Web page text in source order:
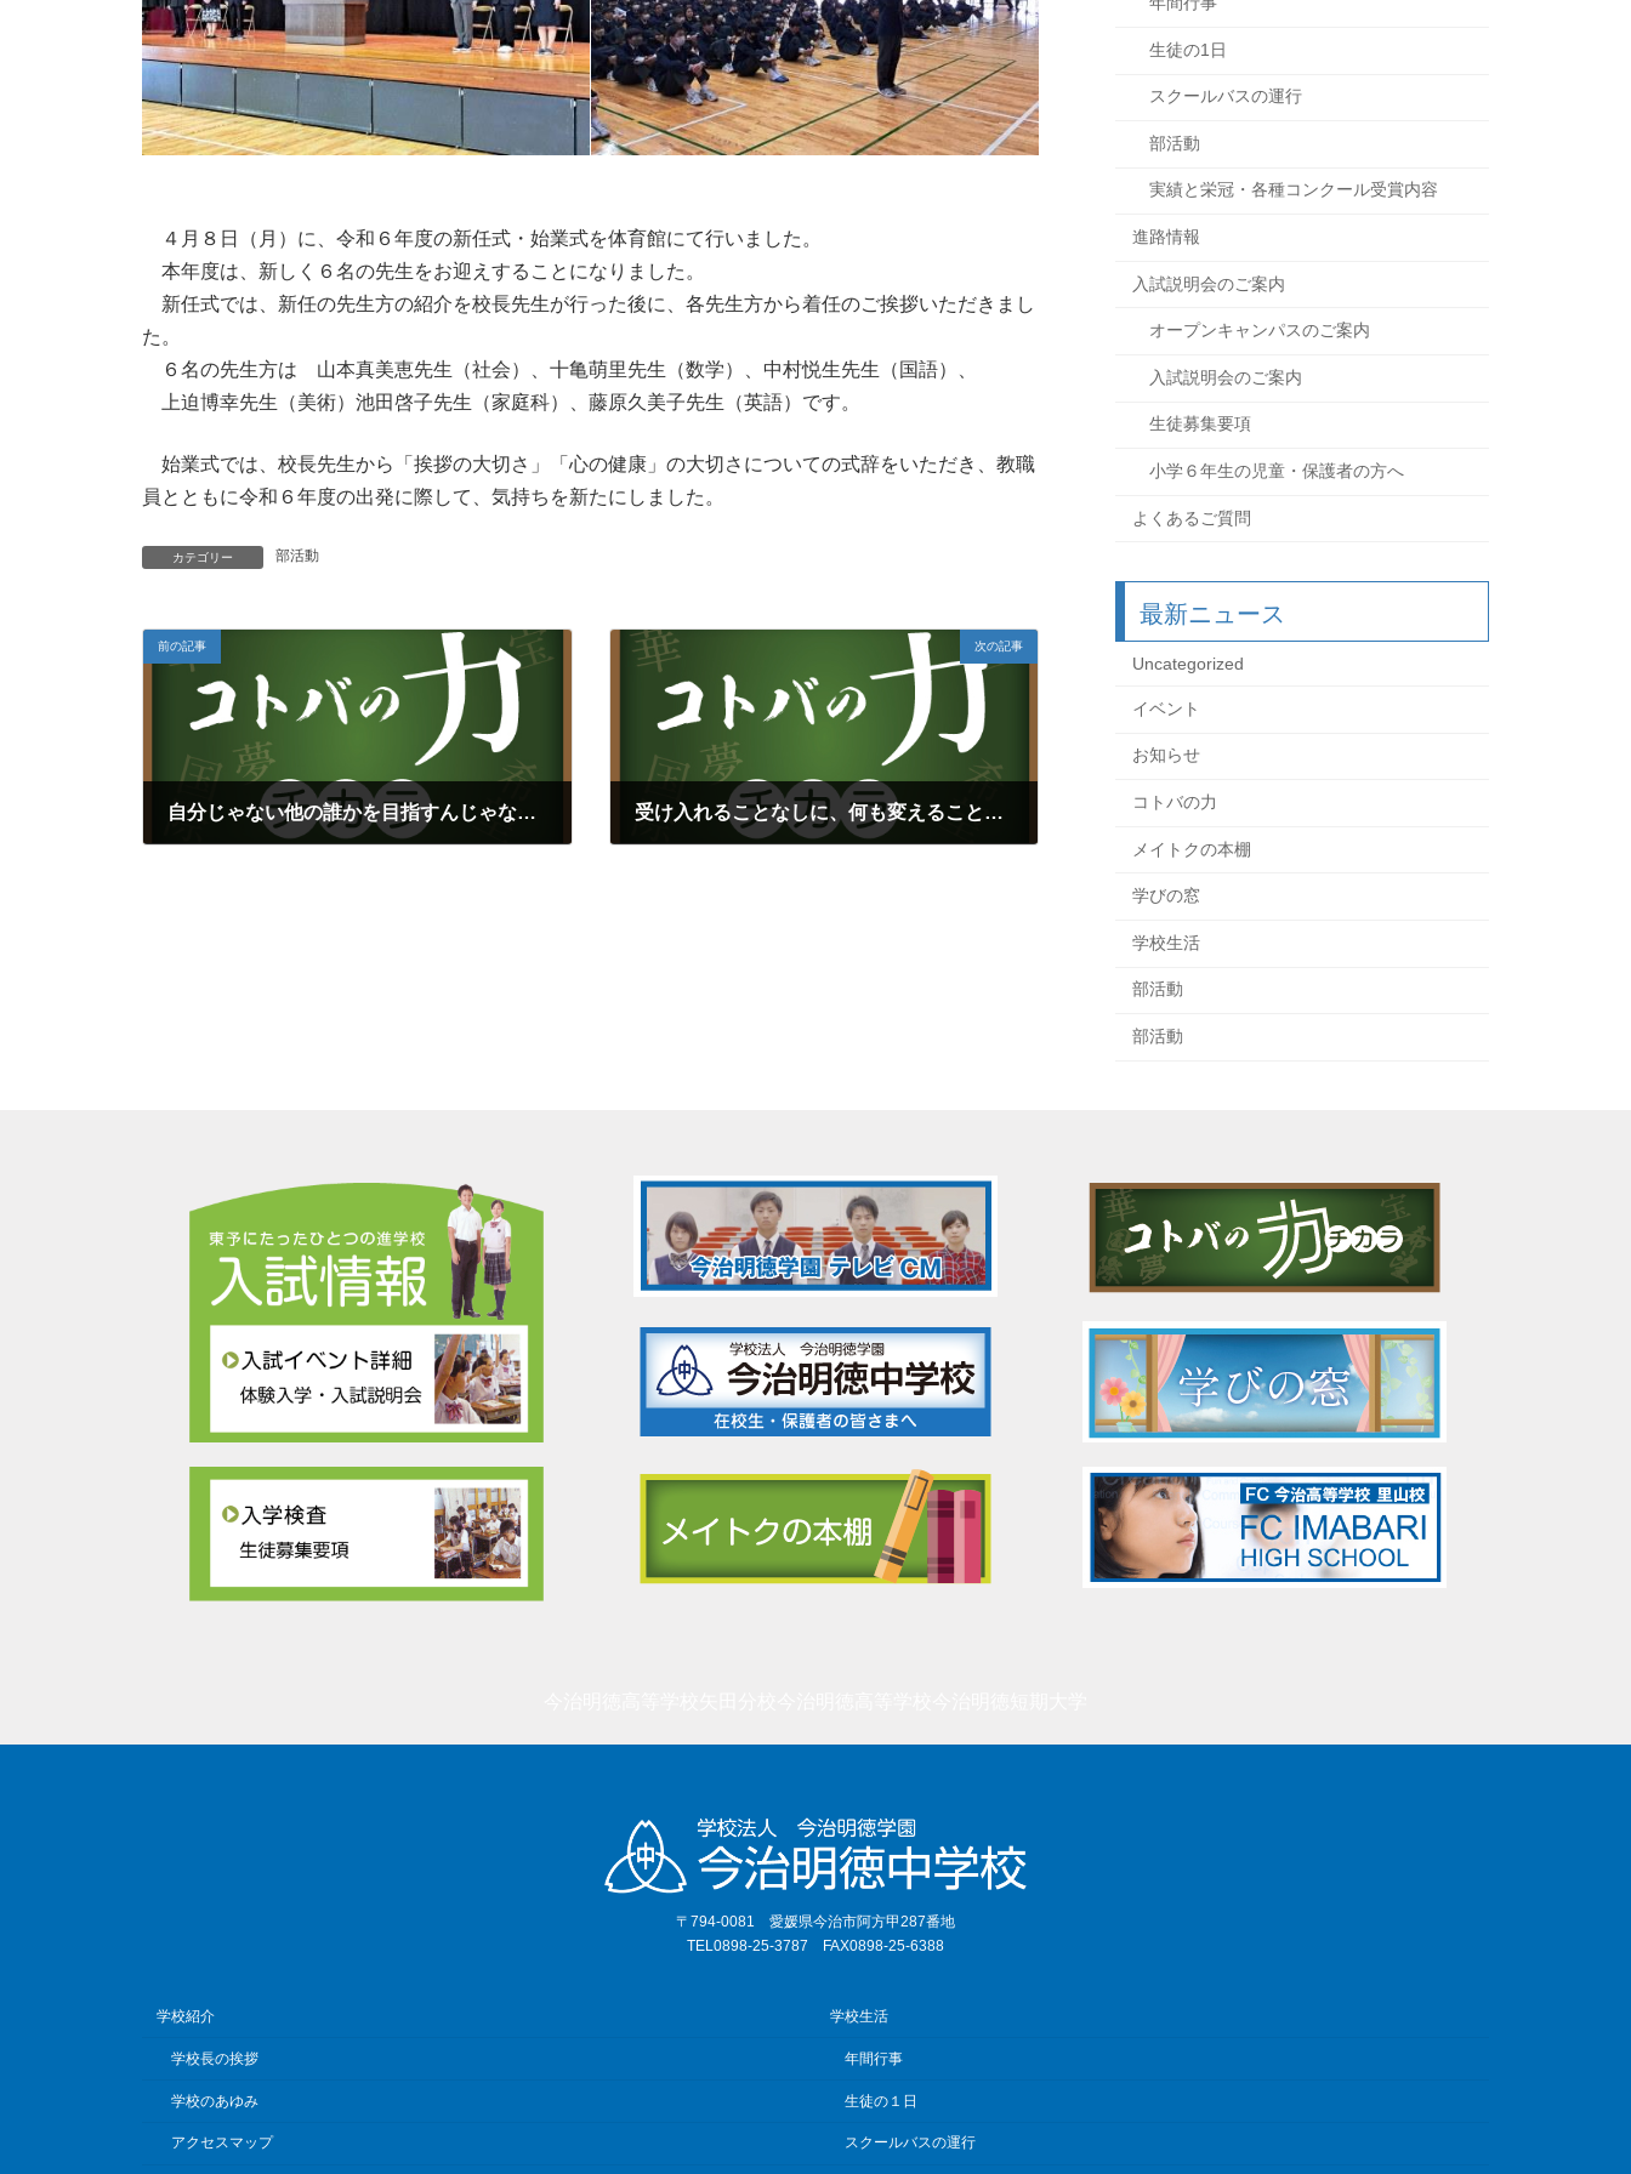
４月８日（月）に、令和６年度の新任式・始業式を体育館にて行いました。
本年度は、新しく６名の先生をお迎えすることになりました。
新任式では、新任の先生方の紹介を校長先生が行った後に、各先生方から着任のご挨拶いただきまし
た。
６名の先生方は 山本真美恵先生（社会）、十亀萌里先生（数学）、中村悦生先生（国語）、
上迫博幸先生（美術）池田啓子先生（家庭科）、藤原久美子先生（英語）です。
始業式では、校長先生から「挨拶の大切さ」「心の健康」の大切さについての式辞をいただき、教職
員とともに令和６年度の出発に際して、気持ちを新たにしました。
カテゴリー 部活動
前の記事
自分じゃない他の誰かを目指すんじゃない（いい言葉は人生を変える）
次の記事
受け入れることなしに、何も変えることはできない（ユング）再
生徒の1日
スクールバスの運行
部活動
実績と栄冠・各種コンクール受賞内容
進路情報
入試説明会のご案内
オープンキャンパスのご案内
入試説明会のご案内
生徒募集要項
小学６年生の児童・保護者の方へ
よくあるご質問
最新ニュース
Uncategorized
イベント
お知らせ
コトバの力
メイトクの本棚
学びの窓
学校生活
部活動
部活動
〒794-0081 愛媛県今治市阿方甲287番地
TEL0898-25-3787 FAX0898-25-6388
学校紹介
学校長の挨拶
学校のあゆみ
アクセスマップ
学校生活
年間行事
生徒の１日
スクールバスの運行